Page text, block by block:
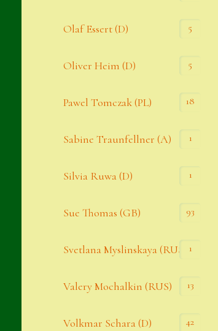
Olaf Essert (D) 5
Oliver Heim (D) 5
Pawel Tomczak (PL) 18
Sabine Traunfellner (A) 1
Silvia Ruwa (D) 1
Sue Thomas (GB) 93
Svetlana Myslinskaya (RUS) 1
Valery Mochalkin (RUS) 13
Volkmar Schara (D) 42